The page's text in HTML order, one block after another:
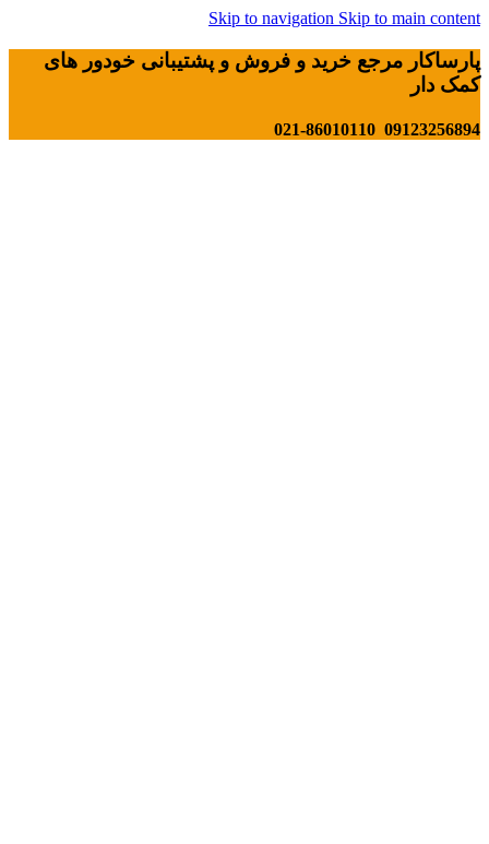
Skip to navigation Skip to main content
پارساکار مرجع خرید و فروش و پشتیبانی خودور های
کمک دار
09123256894 021-86010110